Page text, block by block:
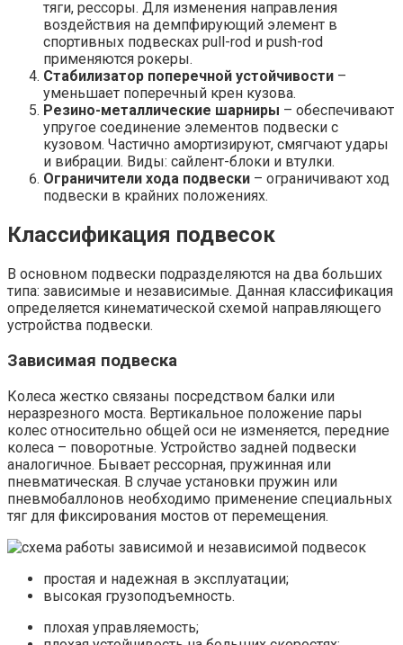
тяги, рессоры. Для изменения направления
воздействия на демпфирующий элемент в
спортивных подвесках pull-rod и push-rod
применяются рокеры.
Стабилизатор поперечной устойчивости –
уменьшает поперечный крен кузова.
Резино-металлические шарниры – обеспечивают
упругое соединение элементов подвески с
кузовом. Частично амортизируют, смягчают удары
и вибрации. Виды: сайлент-блоки и втулки.
Ограничители хода подвески – ограничивают ход
подвески в крайних положениях.
Классификация подвесок
В основном подвески подразделяются на два больших
типа: зависимые и независимые. Данная классификация
определяется кинематической схемой направляющего
устройства подвески.
Зависимая подвеска
Колеса жестко связаны посредством балки или
неразрезного моста. Вертикальное положение пары
колес относительно общей оси не изменяется, передние
колеса – поворотные. Устройство задней подвески
аналогичное. Бывает рессорная, пружинная или
пневматическая. В случае установки пружин или
пневмобаллонов необходимо применение специальных
тяг для фиксирования мостов от перемещения.
простая и надежная в эксплуатации;
высокая грузоподъемность.
плохая управляемость;